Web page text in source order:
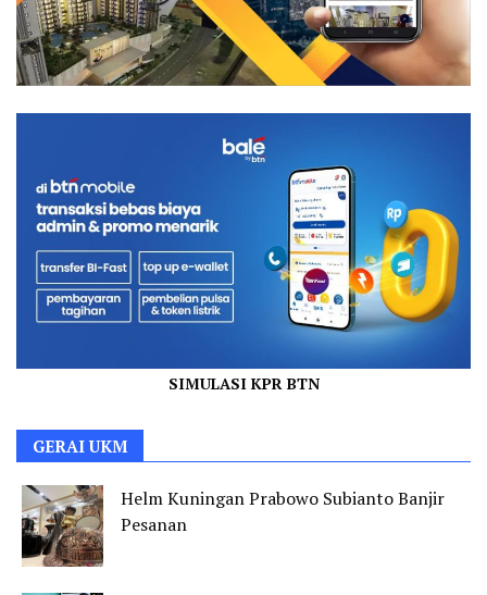
SIMULASI KPR BTN
GERAI UKM
Helm Kuningan Prabowo Subianto Banjir
Pesanan